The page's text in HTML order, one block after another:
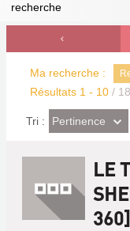
recherche
Ma recherche :
Résultats 1 - 10 / 18
Tri : (Effet
imédiat)
Pertinence
LE
360]